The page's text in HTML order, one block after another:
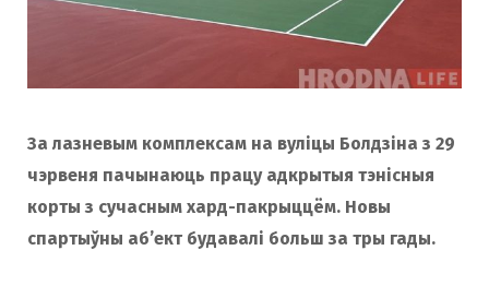
За лазневым комплексам на вуліцы Болдзіна з 29
чэрвеня пачынаюць працу адкрытыя тэнісныя
корты з сучасным хард-пакрыццём. Новы
спартыўны аб’ект будавалі больш за тры гады.